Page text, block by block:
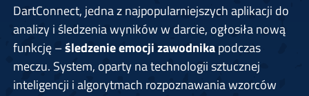
DartConnect, jedna z najpopularniejszych aplikacji do
analizy i śledzenia wyników w darcie, ogłosiła nową
funkcję –śledzenie emocji zawodnikapodczas
meczu. System, oparty na technologii sztucznej
inteligencji i algorytmach rozpoznawania wzorców